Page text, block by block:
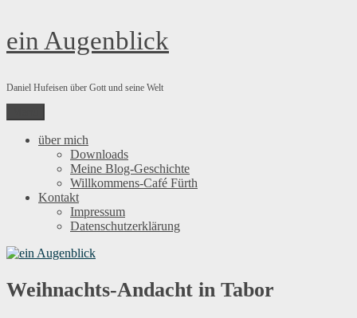
Zum
Inhalt
ein Augenblick
Daniel Hufeisen über Gott und seine Welt
über mich
Downloads
Meine Blog-Geschichte
Willkommens-Café Fürth
Kontakt
Impressum
Datenschutzerklärung
Weihnachts-Andacht in Tabor